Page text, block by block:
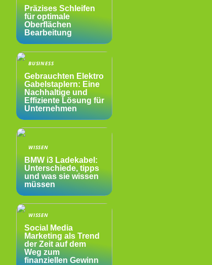
Präzises Schleifen
für optimale
Oberflächen
Bearbeitung
BUSINESS
Gebrauchten Elektro
Gabelstaplern: Eine
Nachhaltige und
Effiziente Lösung für
Unternehmen
WISSEN
BMW i3 Ladekabel:
Unterschiede, tipps
und was sie wissen
müssen
WISSEN
Social Media
Marketing als Trend
der Zeit auf dem
Weg zum
finanziellen Gewinn